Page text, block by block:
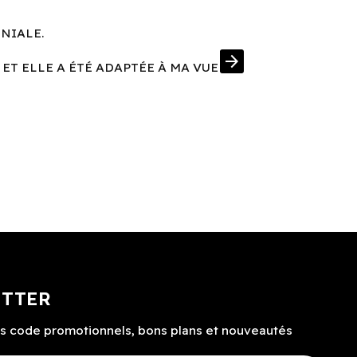
ELLE A ÉTÉ ADAPTÉE À MA VUE arrow_forward
code promotionnels, bons plans et nouveautés